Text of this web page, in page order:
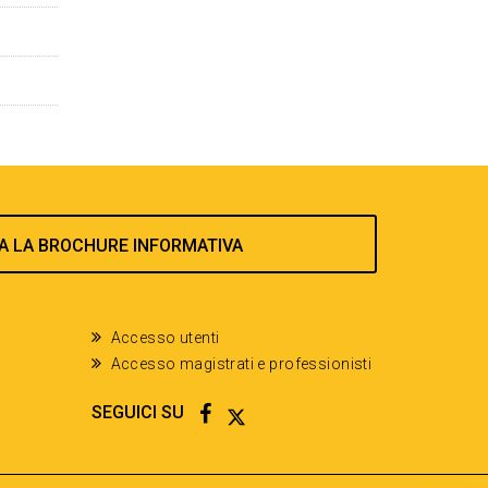
LA BROCHURE INFORMATIVA
Accesso utenti
Accesso magistrati e professionisti
SEGUICI SU FACEBOOK
TWITTER